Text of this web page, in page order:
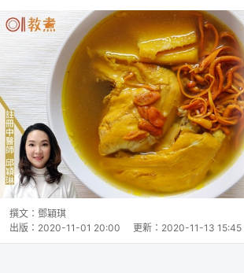
撰文： 鄧穎琪
出版： 2020-11-01 20:00 更新： 2020-11-13 15:45